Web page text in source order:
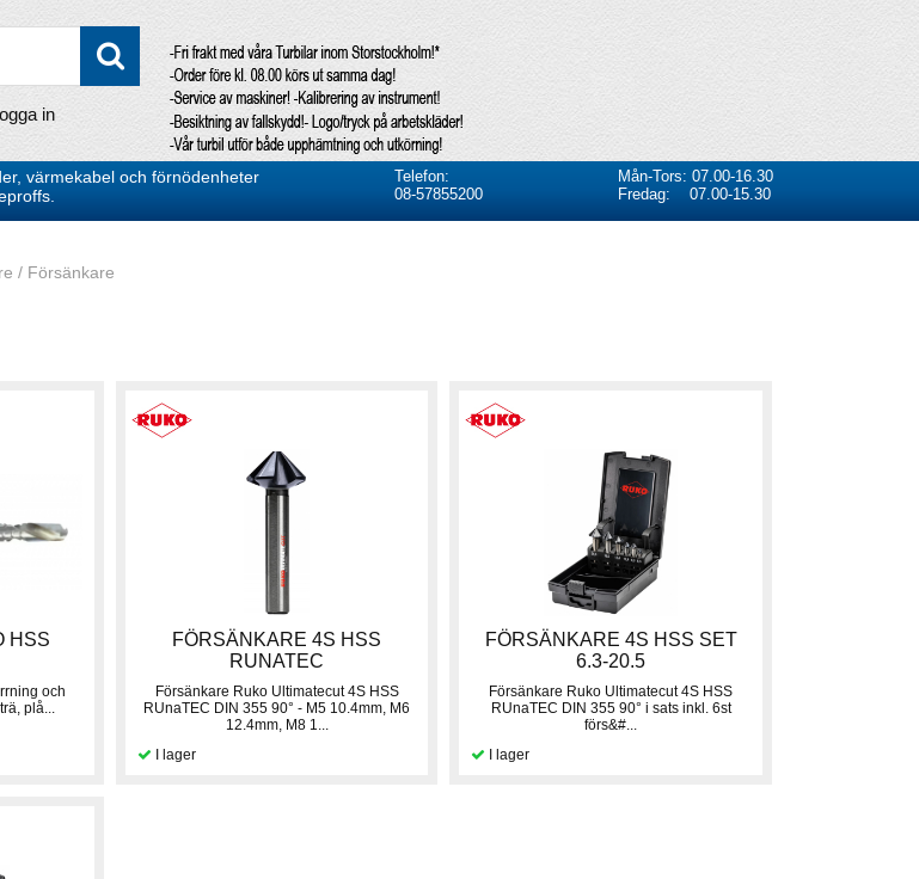
in
värmekabel och förnödenheter
Telefon:
08-57855200
Mån-Tors: 07.00-16.30
Fredag: 07.00-15.30
/ Försänkare
HSS
och
plå...
FÖRSÄNKARE 4S HSS
RUNATEC
Försänkare Ruko Ultimatecut 4S HSS
RUnaTEC DIN 355 90° - M5 10.4mm, M6
12.4mm, M8 1...
FÖRSÄNKARE 4S HSS SET
6.3-20.5
Försänkare Ruko Ultimatecut 4S HSS
RUnaTEC DIN 355 90° i sats inkl. 6st
förs&#...